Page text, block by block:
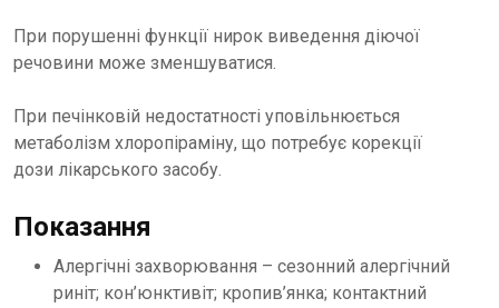
При порушенні функції нирок виведення діючої
речовини може зменшуватися.
При печінковій недостатності уповільнюється
метаболізм хлоропіраміну, що потребує корекції
дози лікарського засобу.
Показання
Алергічні захворювання – сезонний алергічний
риніт; кон’юнктивіт; кропив’янка; контактний